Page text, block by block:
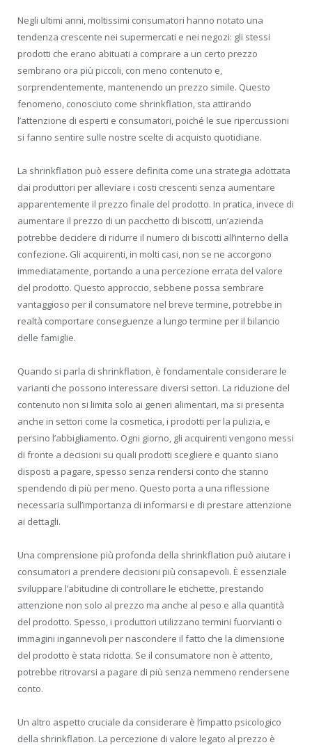
Negli ultimi anni, moltissimi consumatori hanno notato una
tendenza crescente nei supermercati e nei negozi: gli stessi
prodotti che erano abituati a comprare a un certo prezzo
sembrano ora più piccoli, con meno contenuto e,
sorprendentemente, mantenendo un prezzo simile. Questo
fenomeno, conosciuto come shrinkflation, sta attirando
l’attenzione di esperti e consumatori, poiché le sue ripercussioni
si fanno sentire sulle nostre scelte di acquisto quotidiane.
La shrinkflation può essere definita come una strategia adottata
dai produttori per alleviare i costi crescenti senza aumentare
apparentemente il prezzo finale del prodotto. In pratica, invece di
aumentare il prezzo di un pacchetto di biscotti, un’azienda
potrebbe decidere di ridurre il numero di biscotti all’interno della
confezione. Gli acquirenti, in molti casi, non se ne accorgono
immediatamente, portando a una percezione errata del valore
del prodotto. Questo approccio, sebbene possa sembrare
vantaggioso per il consumatore nel breve termine, potrebbe in
realtà comportare conseguenze a lungo termine per il bilancio
delle famiglie.
Quando si parla di shrinkflation, è fondamentale considerare le
varianti che possono interessare diversi settori. La riduzione del
contenuto non si limita solo ai generi alimentari, ma si presenta
anche in settori come la cosmetica, i prodotti per la pulizia, e
persino l’abbigliamento. Ogni giorno, gli acquirenti vengono messi
di fronte a decisioni su quali prodotti scegliere e quanto siano
disposti a pagare, spesso senza rendersi conto che stanno
spendendo di più per meno. Questo porta a una riflessione
necessaria sull’importanza di informarsi e di prestare attenzione
ai dettagli.
Una comprensione più profonda della shrinkflation può aiutare i
consumatori a prendere decisioni più consapevoli. È essenziale
sviluppare l’abitudine di controllare le etichette, prestando
attenzione non solo al prezzo ma anche al peso e alla quantità
del prodotto. Spesso, i produttori utilizzano termini fuorvianti o
immagini ingannevoli per nascondere il fatto che la dimensione
del prodotto è stata ridotta. Se il consumatore non è attento,
potrebbe ritrovarsi a pagare di più senza nemmeno rendersene
conto.
Un altro aspetto cruciale da considerare è l’impatto psicologico
della shrinkflation. La percezione di valore legato al prezzo è